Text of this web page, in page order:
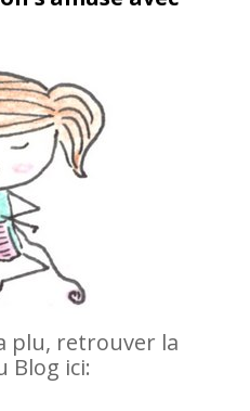
plu, retrouver la
Blog ici: